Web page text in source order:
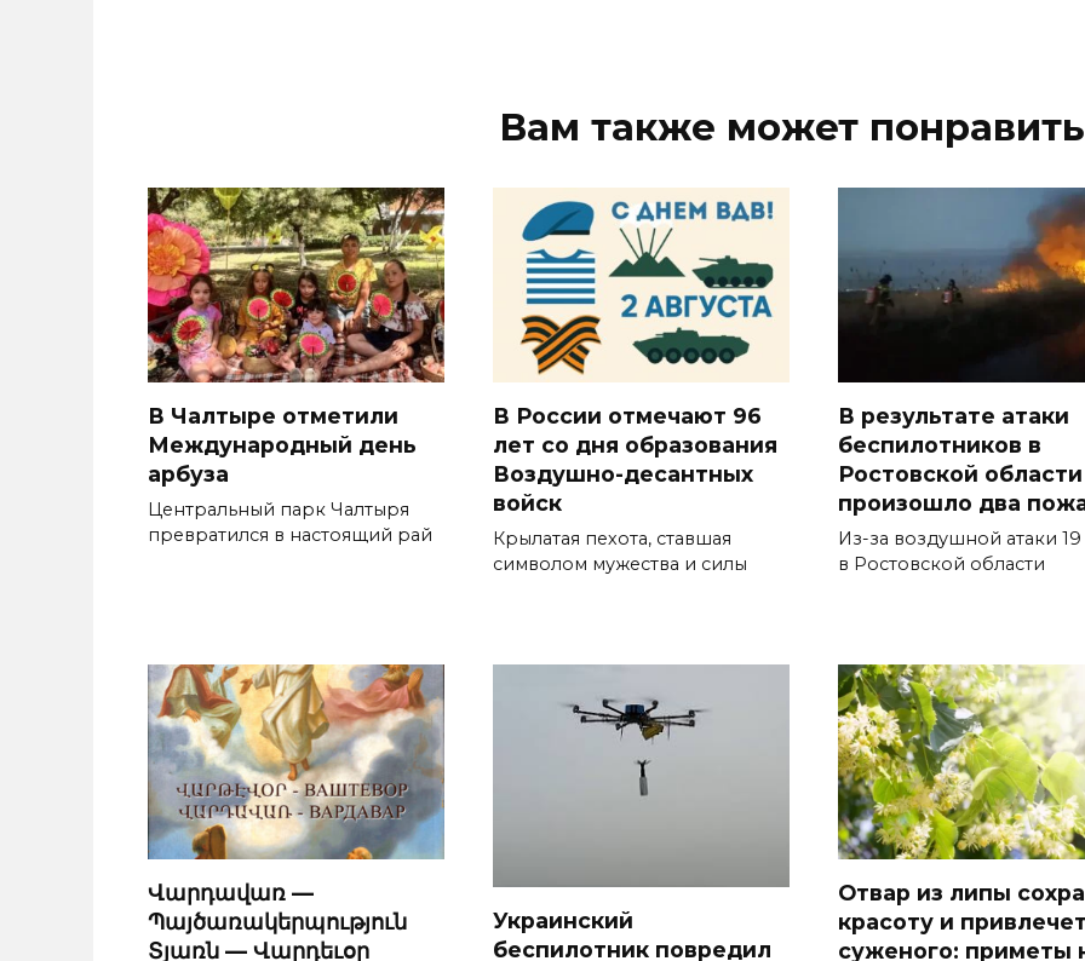
Вам также может
В Чалтыре отметили
Международный день
арбуза
Центральный парк Чалтыря
превратился в настоящий рай
В России отмечают 96
лет со дня образования
Воздушно-десантных
войск
Крылатая пехота, ставшая
символом мужества и силы
В результате атаки
беспилотников в
Ростовской области
произошло два
Из-за воздушной атаки
в Ростовской области
Վարդավառ —
Պայծառակերպություն
Տյառն — Վարդեւօր
Украинский
беспилотник повредил
Отвар из липы
красоту и
суженого: приметы